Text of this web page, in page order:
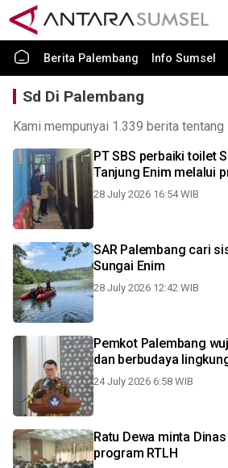
Berita Palembang Info Sumsel
Sd Di Palembang
Kami mempunyai 1.339 berita
PT SBS perbaiki toilet
Tanjung Enim melalui
28 July 2026 16:54 WIB
SAR Palembang cari
Sungai Enim
28 July 2026 12:42 WIB
Pemkot Palembang
dan berbudaya
24 July 2026 6:58 WIB
Ratu Dewa minta
program RTLH